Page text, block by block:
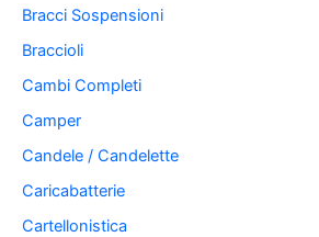
Bracci Sospensioni
Braccioli
Cambi Completi
Camper
Candele / Candelette
Caricabatterie
Cartellonistica